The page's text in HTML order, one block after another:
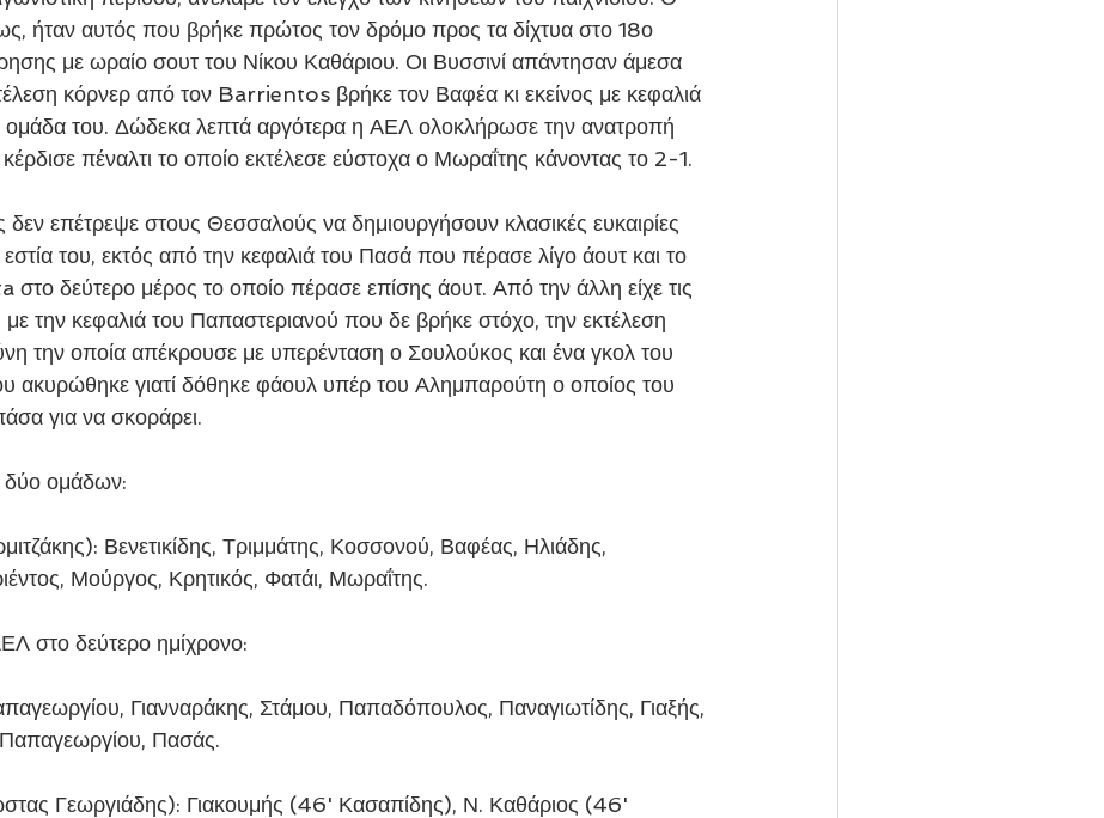
ήταν αυτός που βρήκε πρώτος τον δρόμο προς τα δίχτυα στο 18ο
με ωραίο σουτ του Νίκου Καθάριου. Οι Βυσσινί απάντησαν άμεσα
κόρνερ από τον Barrientos βρήκε τον Βαφέα κι εκείνος με κεφαλιά
ομάδα του. Δώδεκα λεπτά αργότερα η ΑΕΛ ολοκλήρωσε την ανατροπή
πέναλτι το οποίο εκτέλεσε εύστοχα ο Μωραΐτης κάνοντας το 2-1.
του, εκτός από την κεφαλιά του Πασά που πέρασε λίγο άουτ και το
στο δεύτερο μέρος το οποίο πέρασε επίσης άουτ. Από την άλλη είχε τις
με την κεφαλιά του Παπαστεριανού που δε βρήκε στόχο, την εκτέλεση
την οποία απέκρουσε με υπερένταση ο Σουλούκος και ένα γκολ του
ακυρώθηκε γιατί δόθηκε φάουλ υπέρ του Αλημπαρούτη ο οποίος του
για να σκοράρει.
δύο ομάδων:
Βενετικίδης, Τριμμάτης, Κοσσονού, Βαφέας, Ηλιάδης,
Μούργος, Κρητικός, Φατάι, Μωραΐτης.
στο δεύτερο ημίχρονο:
Γιανναράκης, Στάμου, Παπαδόπουλος, Παναγιωτίδης, Γιαξής,
Πασάς.
Γεωργιάδης): Γιακουμής (46' Κασαπίδης), Ν. Καθάριος (46'